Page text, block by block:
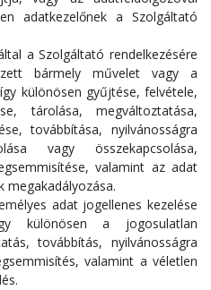
adatkezelőnek a Szolgáltató
a Szolgáltató rendelkezésére
bármely művelet vagy a
különösen gyűjtése, felvétele,
tárolása, megváltoztatása,
továbbítása, nyilvánosságra
vagy összekapcsolása,
valamint az adat
megakadályozása.
adat jogellenes kezelése
különösen a jogosulatlan
továbbítás, nyilvánosságra
valamint a véletlen